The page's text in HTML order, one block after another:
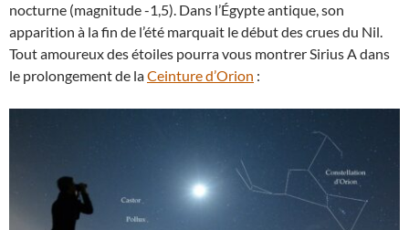
nocturne (magnitude -1,5). Dans l’Égypte antique, son
apparition à la fin de l’été marquait le début des crues du Nil.
Tout amoureux des étoiles pourra vous montrer Sirius A dans
le prolongement de laCeinture d’Orion :